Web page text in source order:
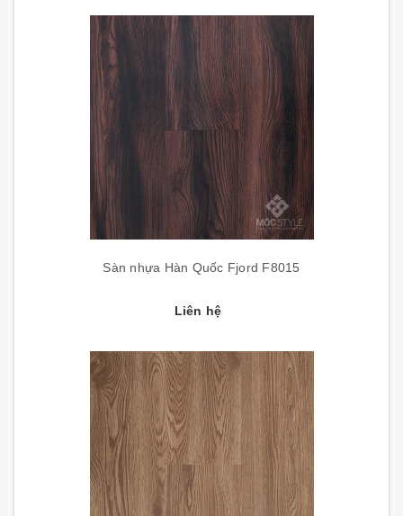
Sàn nhựa Hàn Quốc Fjord F8015
Liên hệ